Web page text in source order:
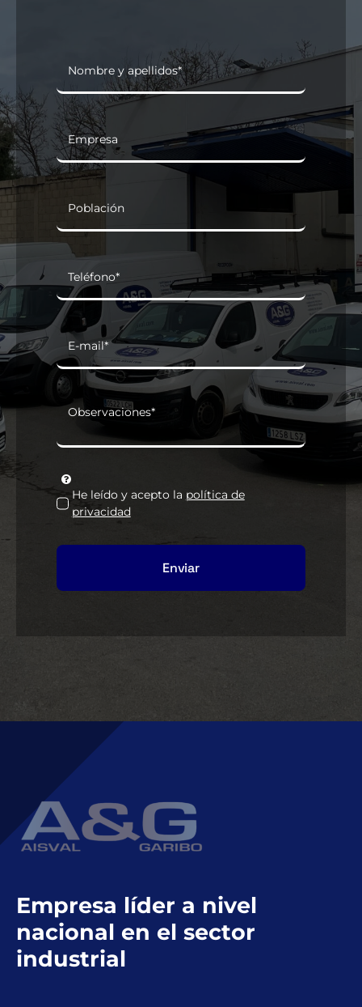
He leído y acepto la política de
privacidad
Enviar
Empresa líder a nivel
nacional en el sector
industrial